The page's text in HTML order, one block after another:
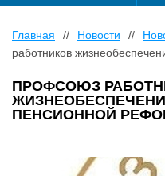
Главная // Новости //
работников
ПРОФСОЮЗ
ПЕНСИОННОЙ